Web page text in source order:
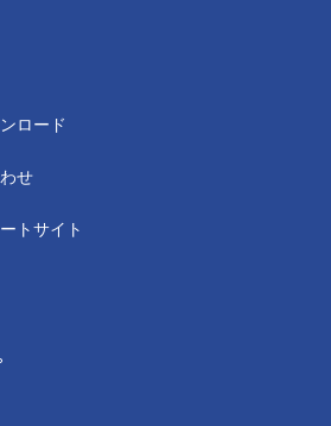
ロード
せ
トサイト